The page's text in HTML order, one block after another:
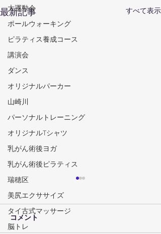
大運動会
ポールウォーキング
ピラティス養成コース
講演会
ダンス
オリジナルパーカー
山崎川
パーソナルトレーニング
オリジナルTシャツ
乳がん術後ヨガ
乳がん術後ピラティス
瑞穂区
美尻エクササイズ
タイ古式マッサージ
脳トレ
最新記事 すべて表示
コメント